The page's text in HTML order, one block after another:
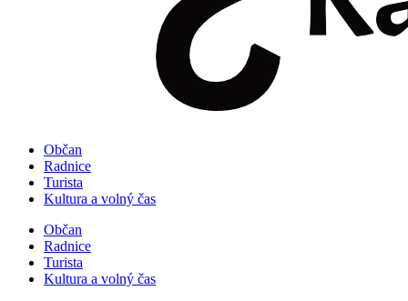
Občan
Radnice
Turista
Kultura a volný čas
Občan
Radnice
Turista
Kultura a volný čas